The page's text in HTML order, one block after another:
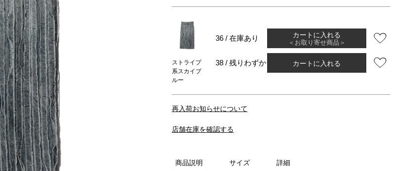
ストライプ
系スカイブ
ルー
36 / 在庫あり カートに入れる
＜お取り寄せ商品＞
38 / 残りわずか カートに入れる
再入荷お知らせについて
店舗在庫を確認する
商品説明 サイズ 詳細